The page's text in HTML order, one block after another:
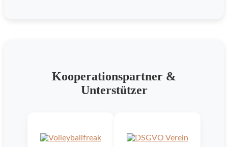
Kooperationspartner &
Unterstützer